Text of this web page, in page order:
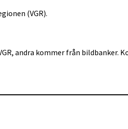
(VGR).
andra kommer från bildbanker.